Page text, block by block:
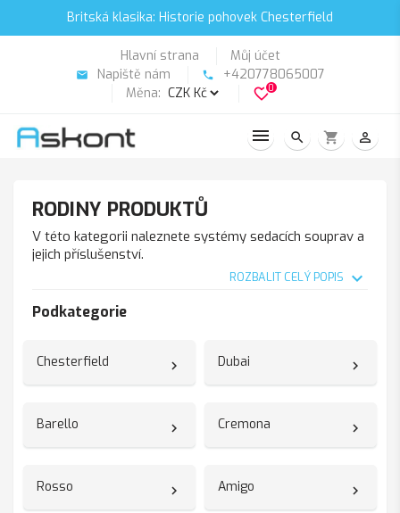
Britská klasika: Historie pohovek Chesterfield
Hlavní strana Můj účet
email Napiště nám phone
+420778065007
Měna:
favorite_border0
search shopping_cart person_outline
RODINY PRODUKTŮ
V této kategorii naleznete systémy sedacích souprav a
jejich příslušenství.
ROZBALIT CELÝ POPIS expand_more
Podkategorie
Chesterfield Dubai
Barello Cremona
Rosso Amigo